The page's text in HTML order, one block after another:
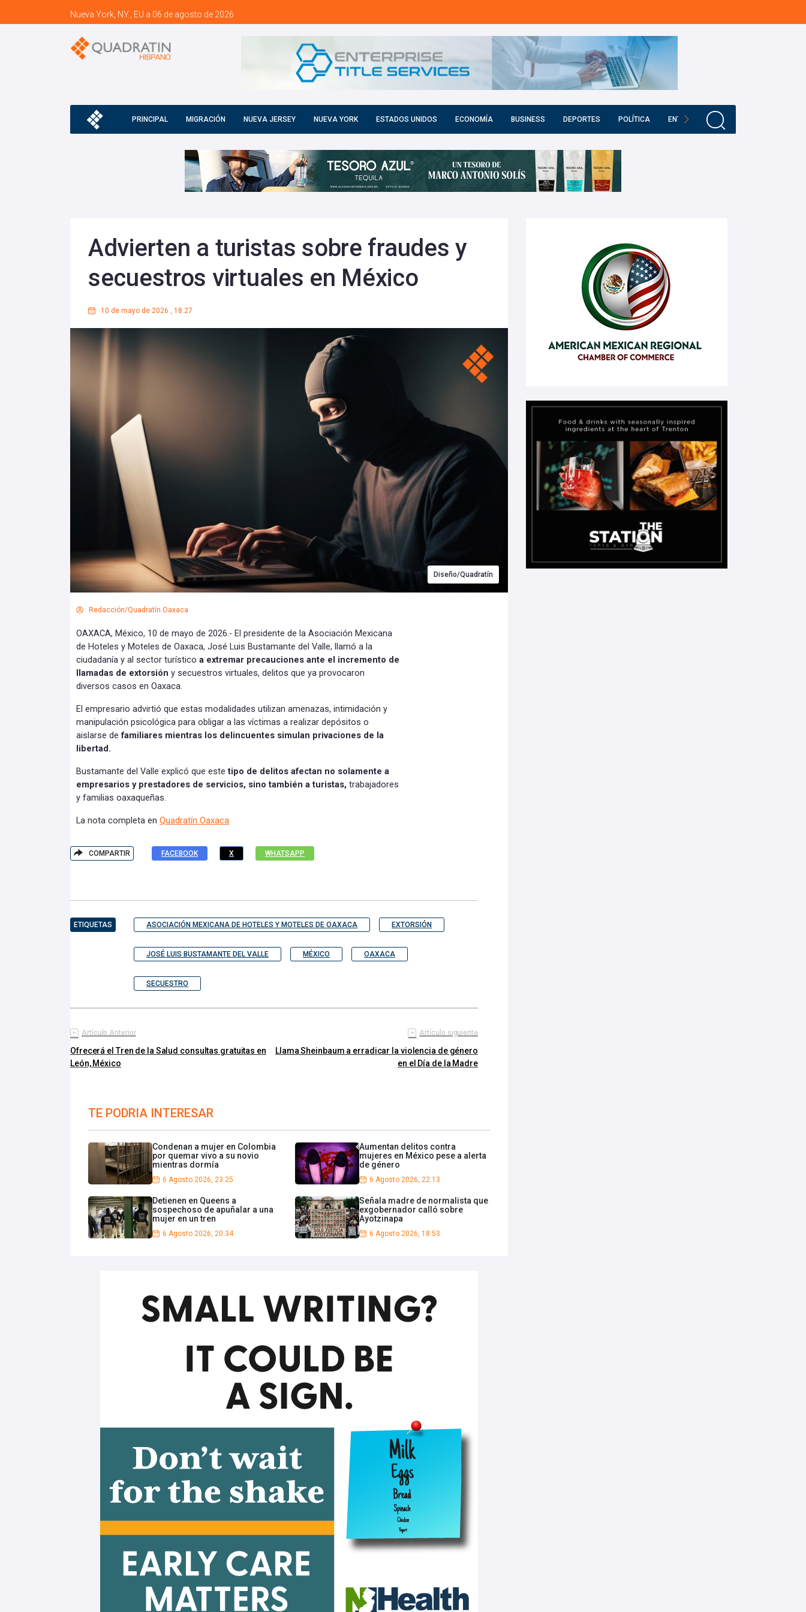
Nueva York, NY., EU a 06 de agosto de 2026
PRINCIPAL MIGRACIÓN NUEVA JERSEY NUEVA YORK ESTADOS UNIDOS ECONOMÍA BUSINESS DEPORTES POLÍTICA ENTRETENIMIENTO
Advierten a turistas sobre fraudes y
secuestros virtuales en México
10 de mayo de 2026 , 18:27
Diseño/Quadratín
Redacción/Quadratín Oaxaca
OAXACA, México, 10 de mayo de 2026.- El presidente de la Asociación Mexicana
de Hoteles y Moteles de Oaxaca, José Luis Bustamante del Valle, llamó a la
ciudadanía y al sector turístico a extremar precauciones ante el incremento de
llamadas de extorsión y secuestros virtuales, delitos que ya provocaron
diversos casos en Oaxaca.
El empresario advirtió que estas modalidades utilizan amenazas, intimidación y
manipulación psicológica para obligar a las víctimas a realizar depósitos o
aislarse defamiliares mientras los delincuentes simulan privaciones de la
libertad.
Bustamante del Valle explicó que estetipo de delitos afectan no solamente a
empresarios y prestadores de servicios, sino también a turistas, trabajadores
y familias oaxaqueñas.
La nota completa en Quadratín Oaxaca
COMPARTIR FACEBOOK X WHATSAPP
ETIQUETAS ASOCIACIÓN MEXICANA DE HOTELES Y MOTELES DE OAXACA EXTORSIÓN
JOSÉ LUIS BUSTAMANTE DEL VALLE MÉXICO OAXACA
SECUESTRO
Artículo Anterior
Ofrecerá el Tren de la Salud consultas gratuitas en
León, México
Artículo siguiente
Llama Sheinbaum a erradicar la violencia de género
en el Día de la Madre
TE PODRIA INTERESAR
Condenan a mujer en Colombia
por quemar vivo a su novio
mientras dormía
6 Agosto 2026, 23:25
Aumentan delitos contra
mujeres en México pese a alerta
de género
6 Agosto 2026, 22:13
Detienen en Queens a
sospechoso de apuñalar a una
mujer en un tren
6 Agosto 2026, 20:34
Señala madre de normalista que
exgobernador calló sobre
Ayotzinapa
6 Agosto 2026, 18:53